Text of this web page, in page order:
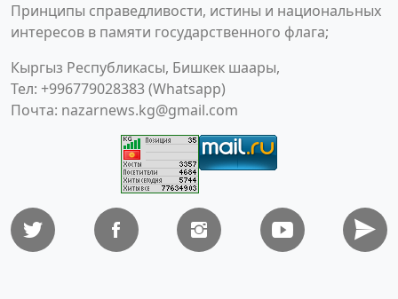
Принципы справедливости, истины и национальных
интересов в памяти государственного флага;
Кыргыз Республикасы, Бишкек шаары,
Тел: +996779028383 (Whatsapp)
Почта: nazarnews.kg@gmail.com